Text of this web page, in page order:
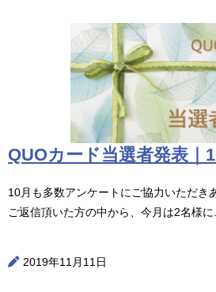
QUOカード当選者発表｜
10月も多数アンケートにご協力いただき
ご返信頂いた方の中から、今月は2名様に...
2019年11月11日